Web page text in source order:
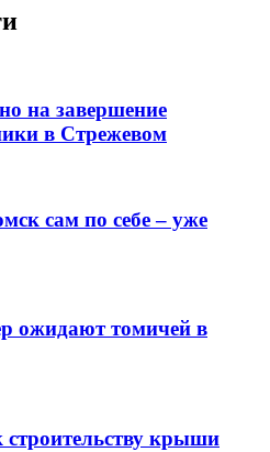
на завершение
в Стрежевом
сам по себе – уже
ожидают томичей в
строительству крыши